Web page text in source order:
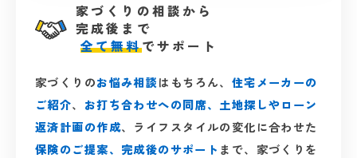
家づくりの相談から
完成後まで
全て無料でサポート
家づくりのお悩み相談はもちろん、 住宅メーカーの
ご紹介、 お打ち合わせへの同席、土地探しやローン
返済計画の作成、ライフスタイルの変化に合わせた
保険のご提案、完成後のサポート まで、家づくりを